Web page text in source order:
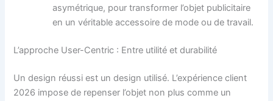
asymétrique, pour transformer l’objet publicitaire
en un véritable accessoire de mode ou de travail.
L’approche User-Centric : Entre utilité et durabilité
Un design réussi est un design utilisé. L’expérience client
2026 impose de repenser l’objet non plus comme un